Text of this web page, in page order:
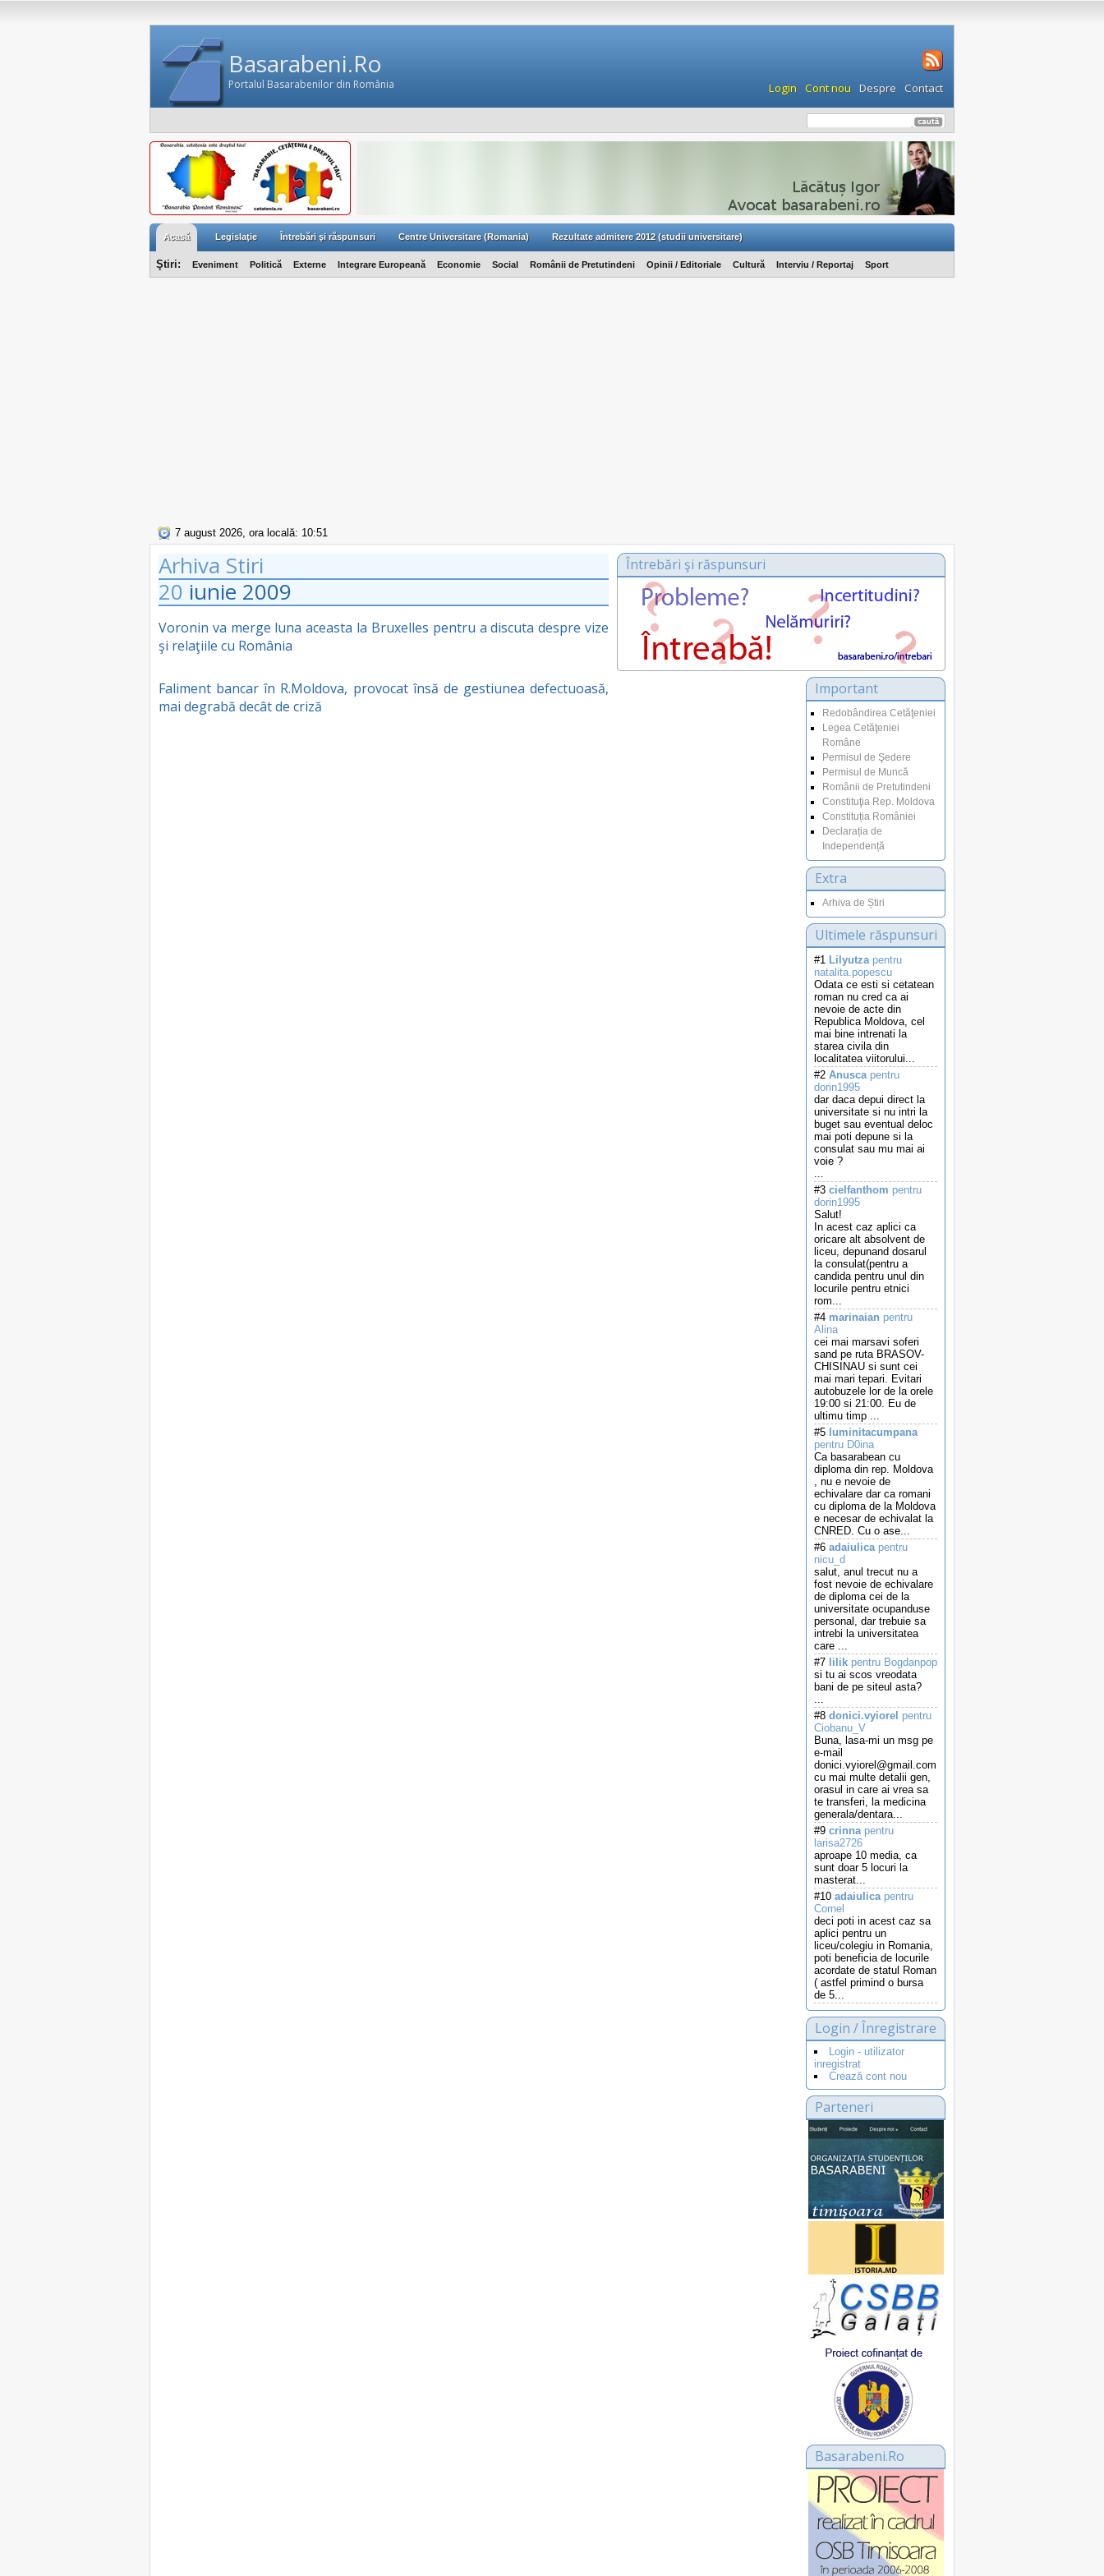
Basarabeni.Ro
Portalul Basarabenilor din România Login Cont nou Despre Contact
Acasă Legislaţie Întrebări şi răspunsuri Centre Universitare (Romania) Rezultate admitere 2012 (studii universitare)
Ştiri: Eveniment Politică Externe Integrare Europeană Economie Social Românii de Pretutindeni Opinii / Editoriale Cultură Interviu / Reportaj Sport
7 august 2026, ora locală: 10:51
Arhiva Stiri
20 iunie 2009
Voronin va merge luna aceasta la Bruxelles pentru a discuta despre vize
şi relaţiile cu România
Faliment bancar în R.Moldova, provocat însă de gestiunea defectuoasă,
mai degrabă decât de criză
Întrebări şi răspunsuri
Important
Redobândirea Cetăţeniei
Legea Cetăţeniei
Române
Permisul de Şedere
Permisul de Muncă
Românii de Pretutindeni
Constituţia Rep. Moldova
Constituția României
Declarația de
Independență
Extra
Arhiva de Știri
Ultimele răspunsuri
#1 Lilyutzapentru
natalita.popescu
Odata ce esti si cetatean
roman nu cred ca ai
nevoie de acte din
Republica Moldova, cel
mai bine intrenati la
starea civila din
localitatea viitorului...
#2 Anuscapentru
dorin1995
dar daca depui direct la
universitate si nu intri la
buget sau eventual deloc
mai poti depune si la
consulat sau mu mai ai
voie ?
...
#3 cielfanthom pentru
dorin1995
Salut!
In acest caz aplici ca
oricare alt absolvent de
liceu, depunand dosarul
la consulat(pentru a
candida pentru unul din
locurile pentru etnici
rom...
#4 marinaian pentru
Alina
cei mai marsavi soferi
sand pe ruta BRASOV-
CHISINAU si sunt cei
mai mari tepari. Evitari
autobuzele lor de la orele
19:00 si 21:00. Eu de
ultimu timp ...
#5 luminitacumpana
pentru D0ina
Ca basarabean cu
diploma din rep. Moldova
, nu e nevoie de
echivalare dar ca romani
cu diploma de la Moldova
e necesar de echivalat la
CNRED. Cu o ase...
#6 adaiulicapentru
nicu_d
salut, anul trecut nu a
fost nevoie de echivalare
de diploma cei de la
universitate ocupanduse
personal, dar trebuie sa
intrebi la universitatea
care ...
#7 lilik pentru Bogdanpop
si tu ai scos vreodata
bani de pe siteul asta?
...
#8 donici.vyiorel pentru
Ciobanu_V
Buna, lasa-mi un msg pe
e-mail
donici.vyiorel@gmail.com
cu mai multe detalii gen,
orasul in care ai vrea sa
te transferi, la medicina
generala/dentara...
#9 crinnapentru
larisa2726
aproape 10 media, ca
sunt doar 5 locuri la
masterat...
#10 adaiulicapentru
Cornel
deci poti in acest caz sa
aplici pentru un
liceu/colegiu in Romania,
poti beneficia de locurile
acordate de statul Roman
( astfel primind o bursa
de 5...
Login / Înregistrare
Login - utilizator
inregistrat
Crează cont nou
Parteneri
Basarabeni.Ro